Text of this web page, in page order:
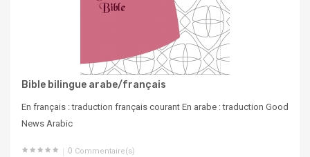
Bible bilingue arabe/français
En français : traduction français courant En arabe : traduction Good
News Arabic
0 Commentaire(s)